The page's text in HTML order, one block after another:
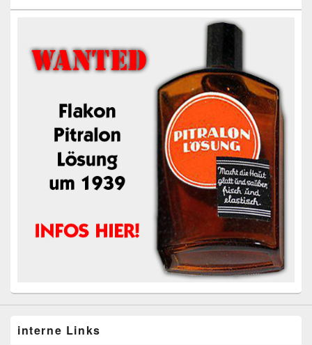
interne Links